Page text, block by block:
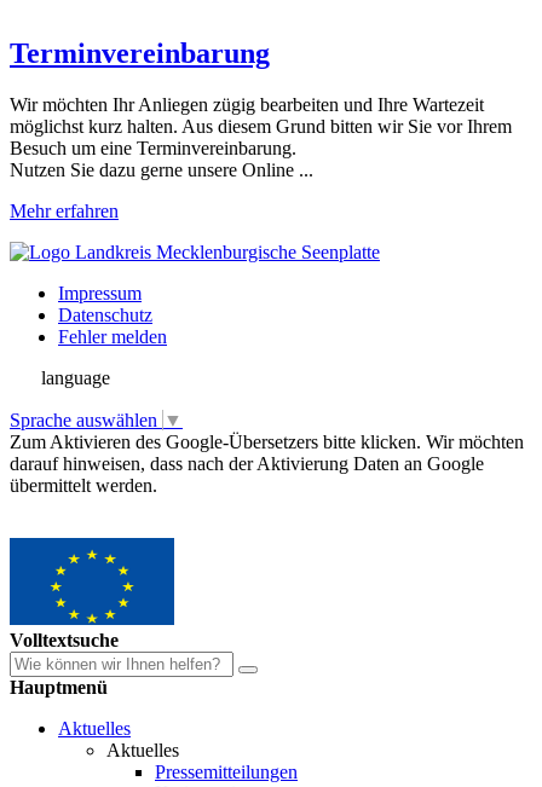
Terminvereinbarung
Wir möchten Ihr Anliegen zügig bearbeiten und Ihre Wartezeit
möglichst kurz halten. Aus diesem Grund bitten wir Sie vor Ihrem
Besuch um eine Terminvereinbarung.
Nutzen Sie dazu gerne unsere Online ...
Mehr erfahren
Impressum
Datenschutz
Fehler melden
language
Sprache auswählen ▼
Zum Aktivieren des Google-Übersetzers bitte klicken. Wir möchten
darauf hinweisen, dass nach der Aktivierung Daten an Google
übermittelt werden.
Volltextsuche
Hauptmenü
Aktuelles
Aktuelles
Pressemitteilungen